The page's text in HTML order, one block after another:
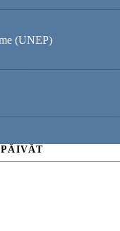
(UNEP)